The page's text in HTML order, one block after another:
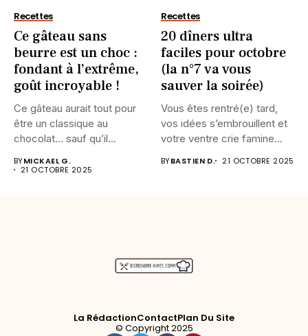
Recettes
Ce gâteau sans
beurre est un choc :
fondant à l’extrême,
goût incroyable !
Ce gâteau aurait tout pour
être un classique au
chocolat… sauf qu’il...
BYMICKAEL G.
21 OCTOBRE 2025
Recettes
20 dîners ultra
faciles pour octobre
(la n°7 va vous
sauver la soirée)
Vous êtes rentré(e) tard,
vos idées s’embrouillent et
votre ventre crie famine...
BYBASTIEN D. 21 OCTOBRE 2025
La RédactionContactPlan Du Site
© Copyright 2025